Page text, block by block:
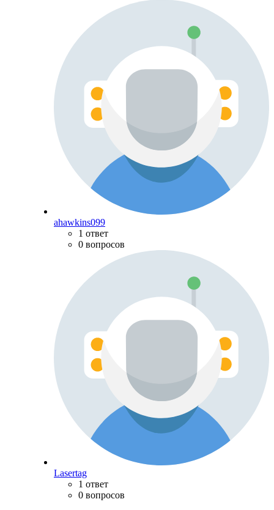
ahawkins099
1 ответ
0 вопросов
Lasertag
1 ответ
0 вопросов